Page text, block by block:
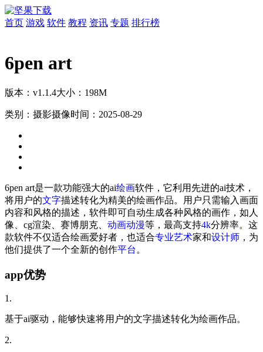
首页 游戏 软件 教程 资讯 专题 排行榜
6pen art
版本：v1.1.4大小：198M
类别：摄影摄像时间：2025-08-29
6pen art是一款功能强大的ai绘画软件，它利用先进的ai技术，
将用户的文字描述转化为精美的绘画作品。用户只需输入画面
内容和风格的描述，软件即可自动生成各种风格的画作，如人
像、cg渲染、赛博朋克、 动画动漫等，最高支持4k分辨率。这
款软件不仅适合绘画爱好者，也适合专业艺术家和设计师 ，为
他们提供了一个全新的创作平台 。
app优势
1.
基于ai驱动，能够快速将用户的文字描述转化为绘画作品。
2.